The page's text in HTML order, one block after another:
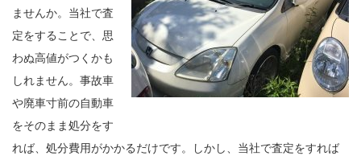
ませんか。当社で査
定をすることで、思
わぬ高値がつくかも
しれません。事故車
や廃車寸前の自動車
をそのまま処分をす
れば、処分費用がかかるだけです。しかし、当社で査定をすれば